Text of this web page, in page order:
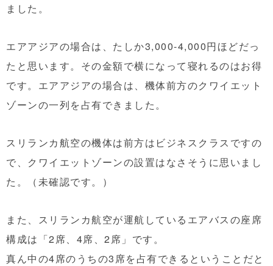
ました。
エアアジアの場合は、たしか3,000-4,000円ほどだっ
たと思います。その金額で横になって寝れるのはお得
です。エアアジアの場合は、機体前方のクワイエット
ゾーンの一列を占有できました。
スリランカ航空の機体は前方はビジネスクラスですの
で、クワイエットゾーンの設置はなさそうに思いまし
た。（未確認です。）
また、スリランカ航空が運航しているエアバスの座席
構成は「2席、4席、2席」です。
真ん中の4席のうちの3席を占有できるということだと